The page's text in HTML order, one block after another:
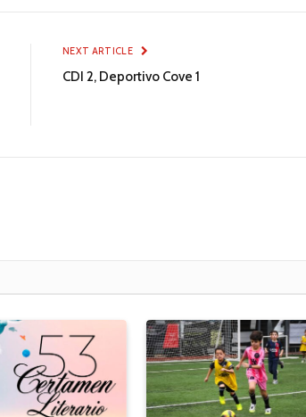
NEXT ARTICLE
CDI 2, Deportivo Cove 1